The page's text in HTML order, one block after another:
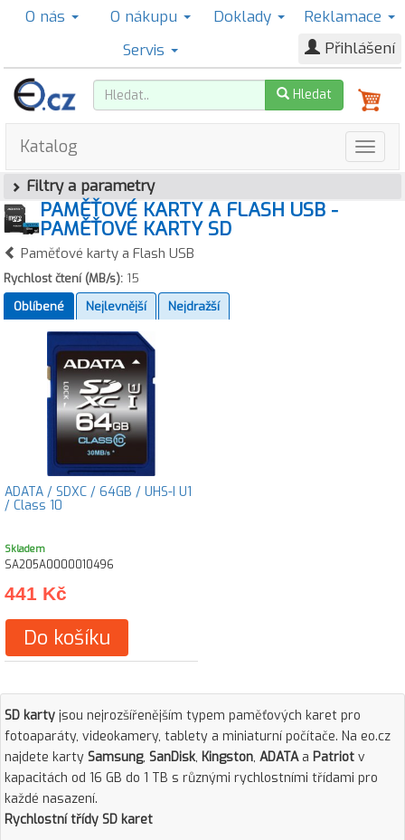
O nás O nákupu Doklady
Reklamace
Servis
Přihlášení
Hledat
Katalog
Filtry a parametry
PAMĚŤOVÉ KARTY A FLASH USB -
PAMĚŤOVÉ KARTY SD
Paměťové karty a Flash USB
Rychlost čtení (MB/s): 15
Oblíbené
Nejlevnější Nejdražší
ADATA / SDXC / 64GB / UHS-I U1
/ Class 10
Skladem
SA205A0000010496
441 Kč
Do košíku
SD karty jsou nejrozšířenějším typem paměťových karet pro
fotoaparáty, videokamery, tablety a miniaturní počítače. Na eo.cz
najdete karty Samsung, SanDisk, Kingston, ADATAa Patriot v
kapacitách od 16 GB do 1 TB s různými rychlostními třídami pro
každé nasazení.
Rychlostní třídy SD karet